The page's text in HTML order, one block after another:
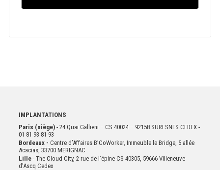
IMPLANTATIONS
Paris (siège) - 24 Quai Gallieni – CS 40024 – 92158 SURESNES CEDEX -
01 81 93 81 93
Bordeaux - Centre d’Affaires B’CoWorker, Immeuble le Bridge, 5 allée
Acacias, 33700 MERIGNAC
Lille- The Cloud City, 2 rue de l’épine CS 40305, 59666 Villeneuve
d’Ascq Cedex